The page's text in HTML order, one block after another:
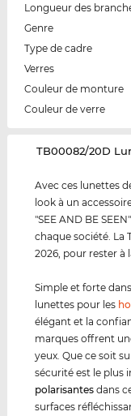
Longueur des
Genre
Type de cadre
Verres
Couleur de monture
Couleur de verre
‌TB00082/20D
Avec ces lunettes
look à un
"SEE AND BE
chaque société. La
2026, pour rester à
Simple et forte
lunettes pour les
élégant et la
marques offrent
yeux. Que ce soit
sécurité est le plus
polarisantes dans
surfaces